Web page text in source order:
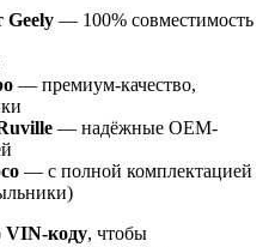
Geely — 100% совместимость
— премиум-качество,
— надёжные OEM-
— с полной комплектацией
VIN-коду, чтобы